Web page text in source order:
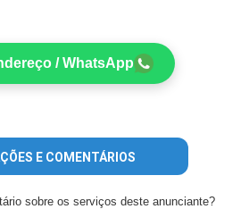
/ WhatsApp
E COMENTÁRIOS
sobre os serviços deste anunciante?